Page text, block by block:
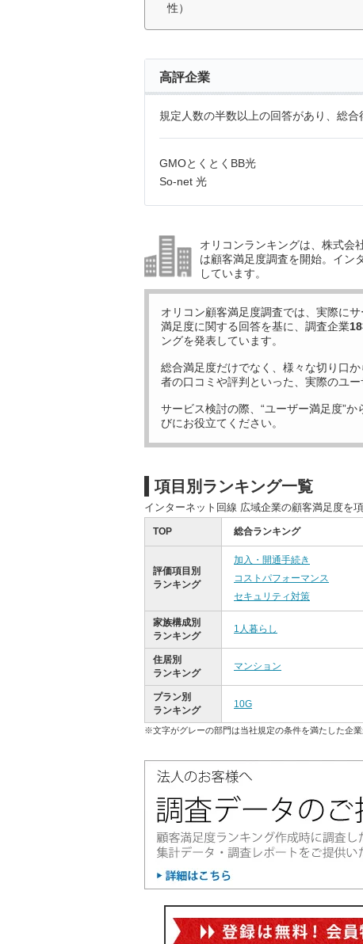
性）
高評企業
規定人数の半数以上の回答があり、総合
GMOとくとくBB光
So-net 光
オリコンランキングは、株式会
は顧客満足度調査を開始。イン
しています。
オリコン顧客満足度調査では、実際に
満足度に関する回答を基に、調査企業18
ングを発表しています。
総合満足度だけでなく、様々な切り口か
者の口コミや評判といった、実際のユー
サービス検討の際、“ユーザー満足度”か
びにお役立てください。
項目別ランキング一覧
インターネット回線 広域企業の顧客満足度を
TOP 総合ランキング
評価項目別
ランキング
加入・開通手続き
コストパフォーマンス
セキュリティ対策
家族構成別
ランキング
1人暮らし
住居別
ランキング
マンション
プラン別
ランキング
10G
※文字がグレーの部門は当社規定の条件を満たした企